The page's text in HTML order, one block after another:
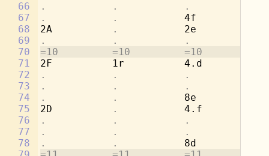
66
67
68
69
70
71
72
73
74
75
76
77
78
.           .           .
.           . 4f
2A
. 2e
.           .           .
=10         =10         =10
2F          1r          4.d
.           .           .
.           .           .
.           . 8e
2D
. 4.f
.           .           .
.           .           .
.           . 8d